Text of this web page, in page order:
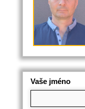
Vaše jméno